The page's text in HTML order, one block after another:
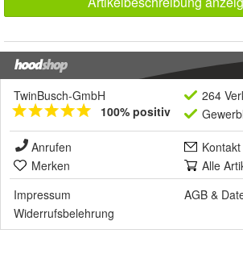
TwinBusch-GmbH
100% positiv
264
Anrufen
Kontakt
Merken
Alle
Impressum
AGB &
Widerrufsbelehrung